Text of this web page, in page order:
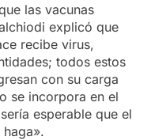
las vacunas
explicó que
recibe virus,
todos estos
con su carga
se incorpora en el
esperable que el